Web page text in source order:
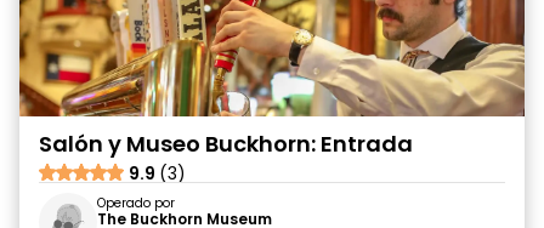
Salón y Museo Buckhorn: Entrada
9.9 (3)
Operado por
The Buckhorn Museum